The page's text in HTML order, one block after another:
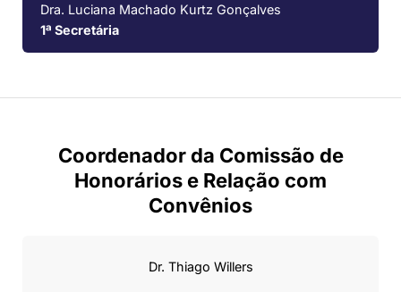
Dra. Luciana Machado Kurtz Gonçalves
1ª Secretária
Coordenador da Comissão de
Honorários e Relação com
Convênios
Dr. Thiago Willers